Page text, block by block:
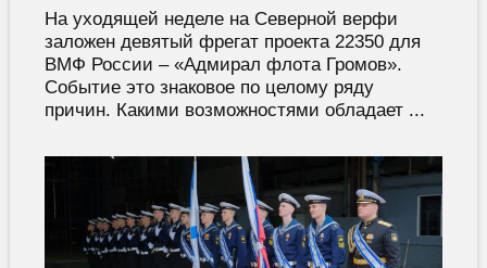
На уходящей неделе на Северной верфи
заложен девятый фрегат проекта 22350 для
ВМФ России – «Адмирал флота Громов».
Событие это знаковое по целому ряду
причин. Какими возможностями обладает ...